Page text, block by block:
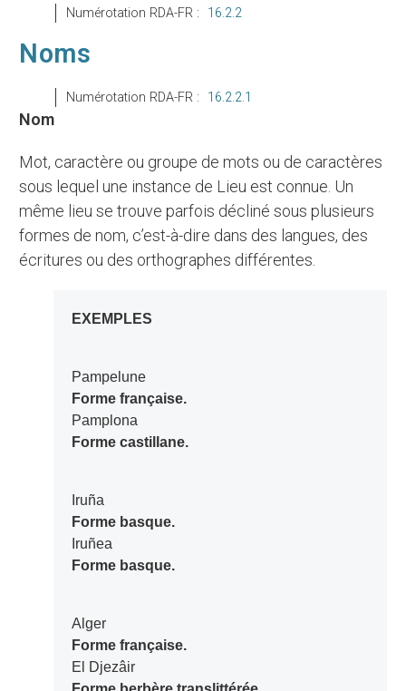
Numérotation RDA-FR : 16.2.2
Noms
Numérotation RDA-FR : 16.2.2.1
Nom
Mot, caractère ou groupe de mots ou de caractères
sous lequel une instance de Lieu est connue. Un
même lieu se trouve parfois décliné sous plusieurs
formes de nom, c’est-à-dire dans des langues, des
écritures ou des orthographes différentes.
EXEMPLES
Pampelune
Forme française.
Pamplona
Forme castillane.
Iruña
Forme basque.
Iruñea
Forme basque.
Alger
Forme française.
El Djezâir